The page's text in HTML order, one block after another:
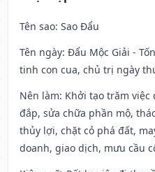
Tên sao: Sao Đẩu
Tên ngày: Đẩu Mộc Giải -
tinh con cua, chủ trị ngày
Nên làm: Khởi tạo trăm việc
đắp, sửa chữa phần mộ,
thủy lợi, chặt cỏ phá đất,
doanh, giao dịch, mưu cầu